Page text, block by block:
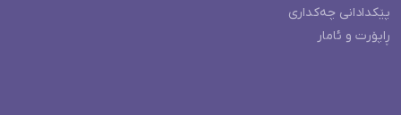
پێکدادانی چەکداری
ڕاپۆرت و ئامار